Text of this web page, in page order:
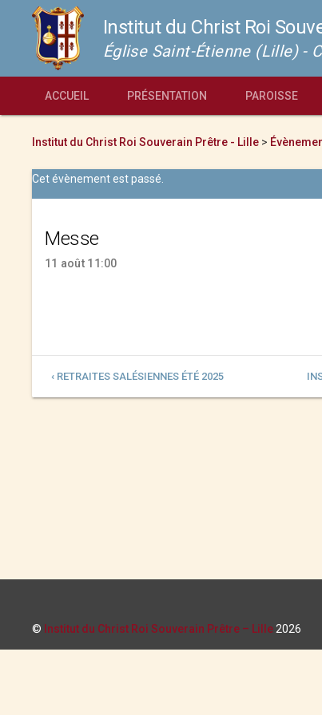
Institut du Christ Roi
Église Saint-Étienne (Lille) -
ACCUEIL PRÉSENTATION PAROISSE
Institut du Christ Roi Souverain Prêtre - Lille >
Cet évènement est passé.
Messe
11 août 11:00
‹ RETRAITES SALÉSIENNES ÉTÉ 2025
© Institut du Christ Roi Souverain Prêtre – Lille 2026